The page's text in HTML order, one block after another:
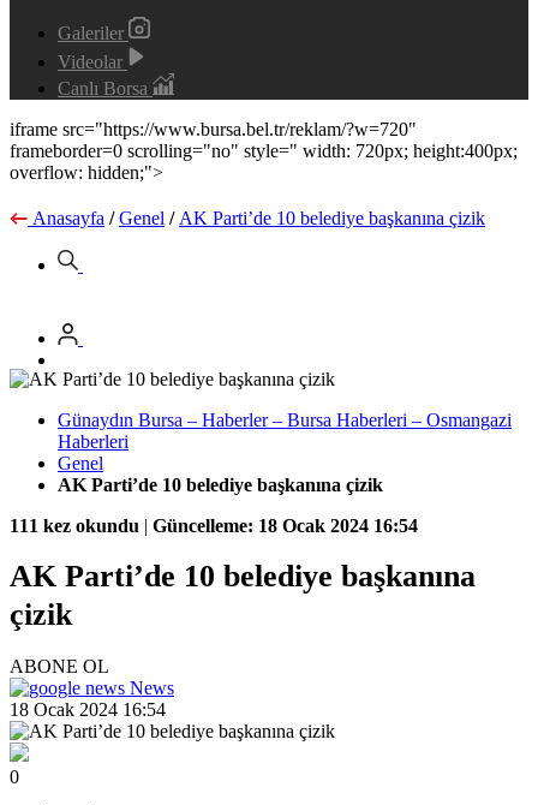
Galeriler
Videolar
Canlı Borsa
iframe src="https://www.bursa.bel.tr/reklam/?w=720"
frameborder=0 scrolling="no" style=" width: 720px; height:400px;
overflow: hidden;">
Anasayfa / Genel / AK Parti’de 10 belediye başkanına çizik
Günaydın Bursa – Haberler – Bursa Haberleri – Osmangazi
Haberleri
Genel
AK Parti’de 10 belediye başkanına çizik
111 kez okundu | Güncelleme: 18 Ocak 2024 16:54
AK Parti’de 10 belediye başkanına
çizik
ABONE OL
News
18 Ocak 2024 16:54
0